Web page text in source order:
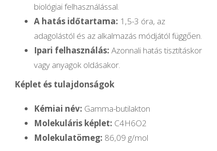
biológiai felhasználással.
A hatás időtartama: 1,5-3 óra, az
adagolástól és az alkalmazás módjától függően.
Ipari felhasználás: Azonnali hatás tisztításkor
vagy anyagok oldásakor.
Képlet és tulajdonságok
Kémiai név: Gamma-butilakton
Molekuláris képlet: C4H6O2
Molekulatömeg: 86,09 g/mol